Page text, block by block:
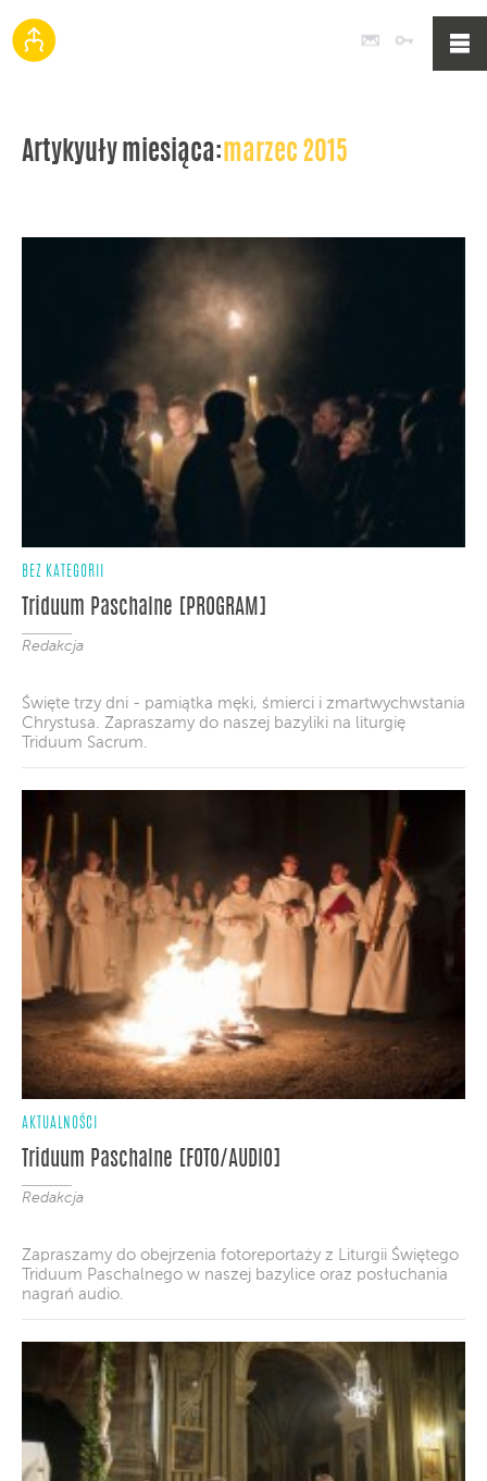
Poczta
Artykyuły miesiąca: marzec 2015
BEZ KATEGORII
Triduum Paschalne [PROGRAM]
Redakcja
Święte trzy dni - pamiątka męki, śmierci i zmartwychwstania
Chrystusa. Zapraszamy do naszej bazyliki na liturgię
Triduum Sacrum.
AKTUALNOŚCI
Triduum Paschalne [FOTO/AUDIO]
Redakcja
Zapraszamy do obejrzenia fotoreportaży z Liturgii Świętego
Triduum Paschalnego w naszej bazylice oraz posłuchania
nagrań audio.